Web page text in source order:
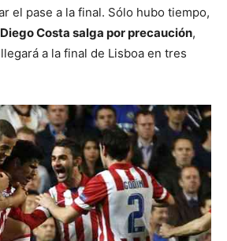
el pase a la final. Sólo hubo tiempo,
Diego Costa salga por precaución,
a la final de Lisboa en tres